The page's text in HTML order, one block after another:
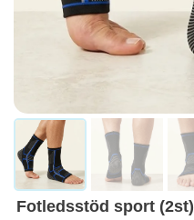
Fotledsstöd sport (2st)